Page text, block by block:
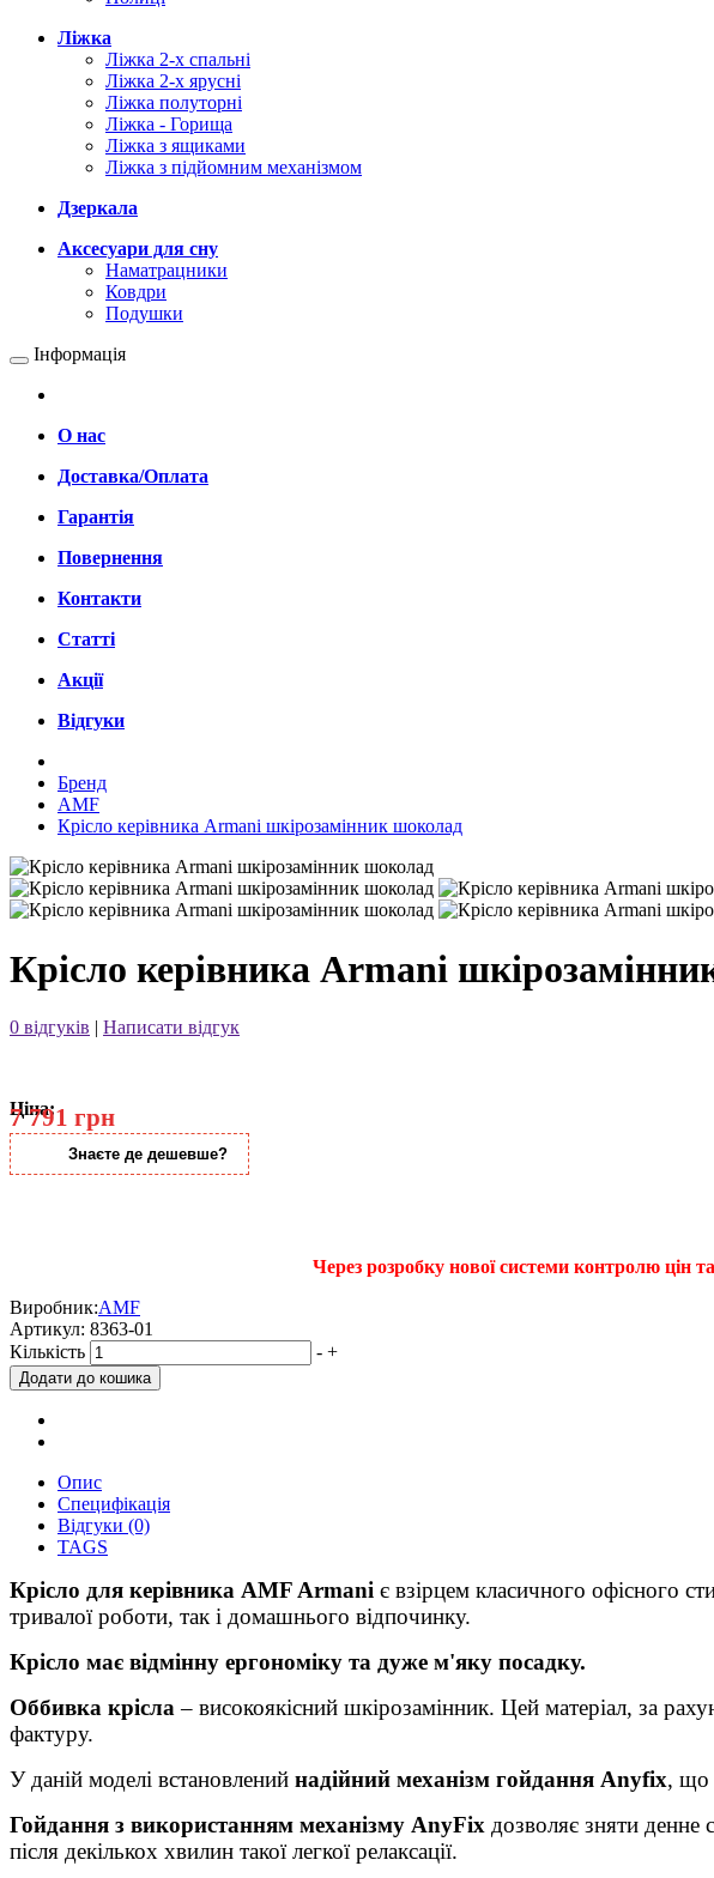
Ліжка
Ліжка 2-х спальні
Ліжка 2-х ярусні
Ліжка полуторні
Ліжка - Горища
Ліжка з ящиками
Ліжка з підйомним механізмом
Дзеркала
Аксесуари для сну
Наматрацники
Ковдри
Подушки
Інформація
О нас
Доставка/Оплата
Гарантія
Повернення
Контакти
Статті
Акції
Відгуки
Бренд
AMF
Крісло керівника Armani шкірозамінник шоколад
Крісло керівника Armani
0 відгуків | Написати відгук
Ціна:
7 791 грн
Знаєте де дешевше?
Через розробку нової системи контролю
Виробник:AMF
Артикул: 8363-01
Кількість
- +
Опис
Специфікація
Відгуки (0)
TAGS
Крісло для керівника AMF Armani є взірцем класичного офісного
тривалої роботи, так і домашнього відпочинку.
Крісло має відмінну ергономіку та дуже м'яку посадку.
Оббивка крісла– високоякісний шкірозамінник. Цей матеріал, за
фактуру.
У даній моделі встановлений надійний механізм гойдання Anyfix, що
Гойдання з використанням механізму AnyFix дозволяє зняти денне
після декількох хвилин такої легкої релаксації.